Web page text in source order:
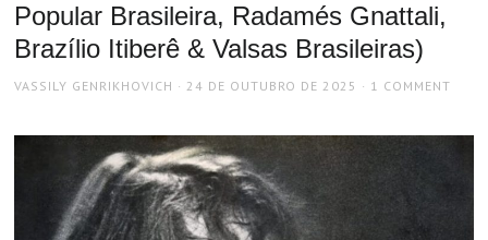
Popular Brasileira, Radamés Gnattali,
Brazílio Itiberê & Valsas Brasileiras)
AUTHOR
VASSILY GENRIKHOVICH
POSTED
24 DE OUTUBRO DE 2025 1 COMMENT